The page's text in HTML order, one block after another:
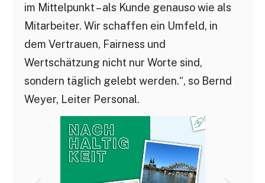
im Mittelpunkt – als Kunde genauso wie als
Mitarbeiter. Wir schaffen ein Umfeld, in
dem Vertrauen, Fairness und
Wertschätzung nicht nur Worte sind,
sondern täglich gelebt werden.“, so Bernd
Weyer, Leiter Personal.